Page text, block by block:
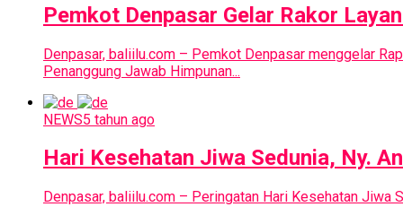
Pemkot Denpasar Gelar Rakor
Denpasar, baliilu.com – Pemkot Denpasar menggelar
Penanggung Jawab Himpunan...
NEWS5 tahun ago
Hari Kesehatan Jiwa Sedunia, Ny.
Denpasar, baliilu.com – Peringatan Hari Kesehatan Jiwa